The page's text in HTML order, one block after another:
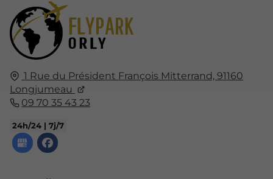
1 Rue du Président François Mitterrand,91160
Longjumeau
09 70 35 43 23
24h/24 | 7j/7